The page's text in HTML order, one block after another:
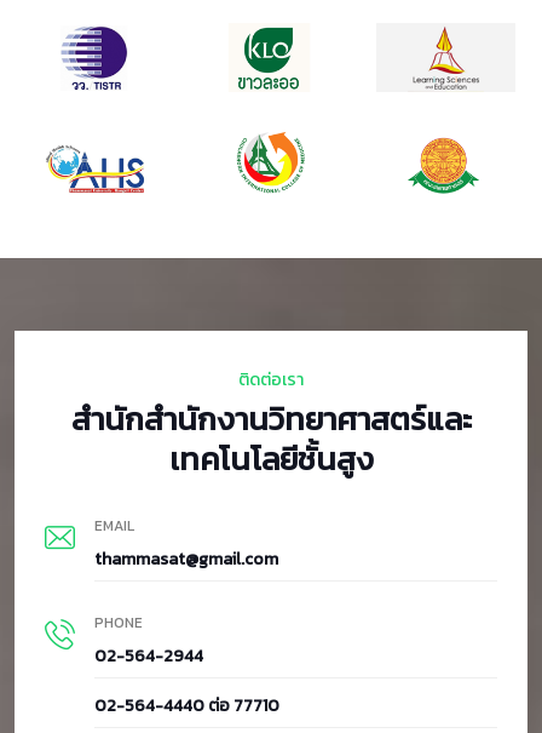
ติดต่อเรา
สำนักสำนักงานวิทยาศาสตร์และ
เทคโนโลยีชั้นสูง
EMAIL
thammasat@gmail.com
PHONE
02-564-2944
02-564-4440 ต่อ 77710